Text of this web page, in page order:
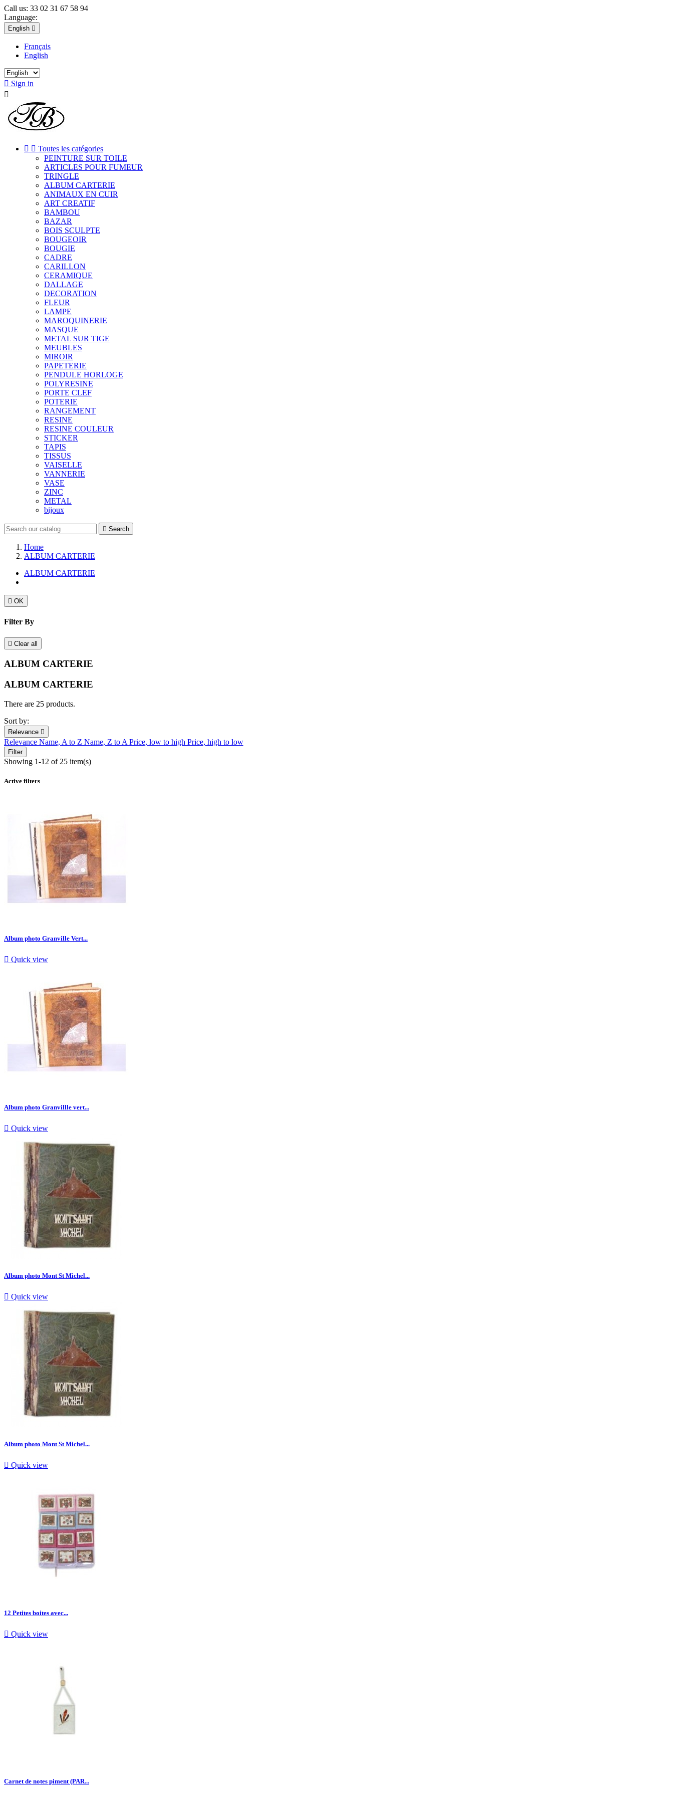
Call us: 33 02 31 67 58 94
Language:
English 
Français
English
 Sign in

  Toutes les catégories
PEINTURE SUR TOILE
ARTICLES POUR FUMEUR
TRINGLE
ALBUM CARTERIE
ANIMAUX EN CUIR
ART CREATIF
BAMBOU
BAZAR
BOIS SCULPTE
BOUGEOIR
BOUGIE
CADRE
CARILLON
CERAMIQUE
DALLAGE
DECORATION
FLEUR
LAMPE
MAROQUINERIE
MASQUE
METAL SUR TIGE
MEUBLES
MIROIR
PAPETERIE
PENDULE HORLOGE
POLYRESINE
PORTE CLEF
POTERIE
RANGEMENT
RESINE
RESINE COULEUR
STICKER
TAPIS
TISSUS
VAISELLE
VANNERIE
VASE
ZINC
METAL
bijoux
 Search
Home
ALBUM CARTERIE
ALBUM CARTERIE
 OK
Filter By
 Clear all
ALBUM CARTERIE
ALBUM CARTERIE
There are 25 products.
Sort by:
Relevance 
Relevance Name, A to Z Name, Z to A Price, low to high Price, high to low
Filter
Showing 1-12 of 25 item(s)
Active filters
Album photo Granville Vert...
 Quick view
Album photo Granvillle vert...
 Quick view
Album photo Mont St Michel...
 Quick view
Album photo Mont St Michel...
 Quick view
12 Petites boites avec...
 Quick view
Carnet de notes piment (PAR...